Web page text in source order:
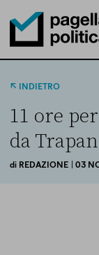
Pagella Politica
INDIETRO
11 ore
da
di REDAZIONE | 03